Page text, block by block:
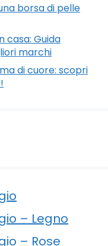
borsa di pelle
casa: Guida
marchi
di cuore: scopri
– Legno
– Rose